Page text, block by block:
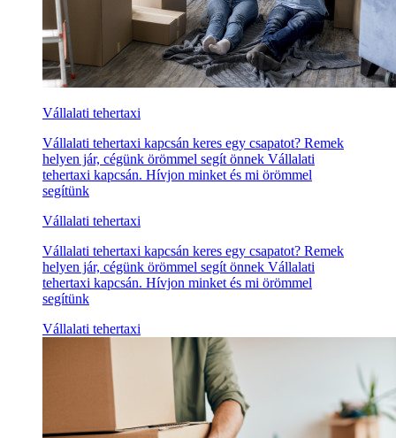
Vállalati tehertaxi
Vállalati tehertaxi kapcsán keres egy csapatot? Remek
helyen jár, cégünk örömmel segít önnek Vállalati
tehertaxi kapcsán. Hívjon minket és mi örömmel
segítünk
Vállalati tehertaxi
Vállalati tehertaxi kapcsán keres egy csapatot? Remek
helyen jár, cégünk örömmel segít önnek Vállalati
tehertaxi kapcsán. Hívjon minket és mi örömmel
segítünk
Vállalati tehertaxi